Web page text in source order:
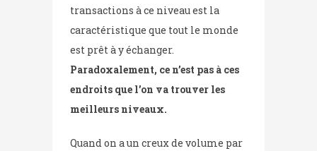
transactions à ce niveau est la
caractéristique que tout le monde
est prêt à y échanger.
Paradoxalement, ce n’est pas à ces
endroits que l’on va trouver les
meilleurs niveaux.
Quand on a un creux de volume par